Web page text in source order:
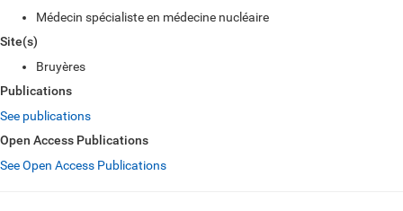
Médecin spécialiste en médecine nucléaire
Site(s)
Bruyères
Publications
See publications
Open Access Publications
See Open Access Publications